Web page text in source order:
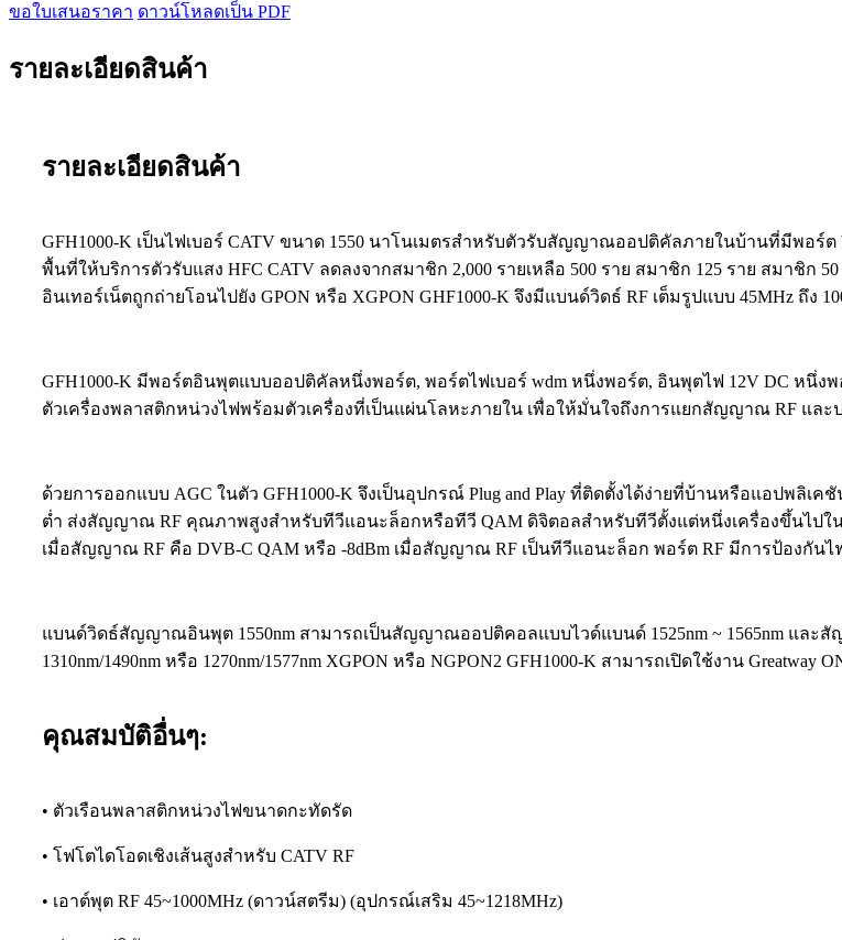
ขอใบเสนอราคา ดาวน์โหลดเป็น PDF
รายละเอียดสินค้า
รายละเอียดสินค้า
GFH1000-K เป็นไฟเบอร์ CATV ขนาด 1550 นาโนเมตรสำหรับตัวรับสัญญาณออปติคัลภายในบ้านที่มีพอร์ต
พื้นที่ให้บริการตัวรับแสง HFC CATV ลดลงจากสมาชิก 2,000 รายเหลือ 500 ราย สมาชิก 125 ราย สมาชิก
อินเทอร์เน็ตถูกถ่ายโอนไปยัง GPON หรือ XGPON GHF1000-K จึงมีแบนด์วิดธ์ RF เต็มรูปแบบ 45MHz ถึง
GFH1000-K มีพอร์ตอินพุตแบบออปติคัลหนึ่งพอร์ต, พอร์ตไฟเบอร์ wdm หนึ่งพอร์ต, อินพุตไฟ 12V DC หนึ่ง
ตัวเครื่องพลาสติกหน่วงไฟพร้อมตัวเครื่องที่เป็นแผ่นโลหะภายใน เพื่อให้มั่นใจถึงการแยกสัญญาณ RF และ
ด้วยการออกแบบ AGC ในตัว GFH1000-K จึงเป็นอุปกรณ์ Plug and Play ที่ติดตั้งได้ง่ายที่บ้านหรือแอปพลิ
ต่ำ ส่งสัญญาณ RF คุณภาพสูงสำหรับทีวีแอนะล็อกหรือทีวี QAM ดิจิตอลสำหรับทีวีตั้งแต่หนึ่งเครื่องขึ้นไปใน
เมื่อสัญญาณ RF คือ DVB-C QAM หรือ -8dBm เมื่อสัญญาณ RF เป็นทีวีแอนะล็อก พอร์ต RF มีการป้องกันไ
แบนด์วิดธ์สัญญาณอินพุต 1550nm สามารถเป็นสัญญาณออปติคอลแบบไวด์แบนด์ 1525nm ~ 1565nm และสั
1310nm/1490nm หรือ 1270nm/1577nm XGPON หรือ NGPON2 GFH1000-K สามารถเปิดใช้งาน
คุณสมบัติอื่นๆ:
• ตัวเรือนพลาสติกหน่วงไฟขนาดกะทัดรัด
• โฟโตไดโอดเชิงเส้นสูงสำหรับ CATV RF
• เอาต์พุต RF 45~1000MHz (ดาวน์สตรีม) (อุปกรณ์เสริม 45~1218MHz)